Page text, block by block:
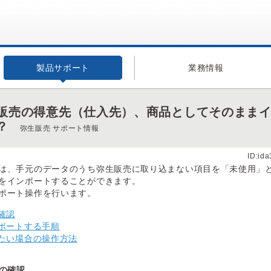
製品サポート 業務情報
売の得意先（仕入先）、商品としてそのままイ
弥生販売 サポート情報
、手元のデータのうち弥生販売に取り込まない項目を「未使用」
インポートすることができます。
ート操作を行います。
認
ートする手順
い場合の操作方法